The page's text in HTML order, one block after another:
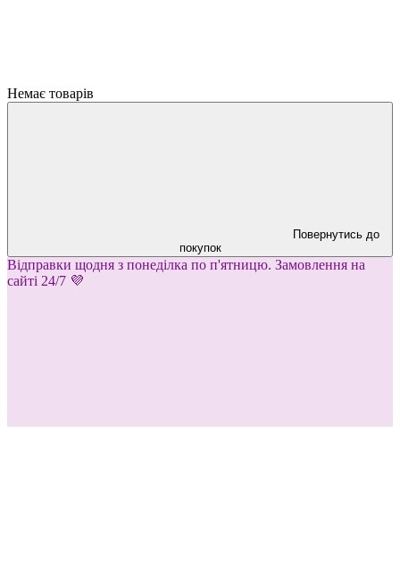
Немає товарів
Повернутись до
покупок
Відправки щодня з понеділка по п'ятницю. Замовлення на
сайті 24/7 💜